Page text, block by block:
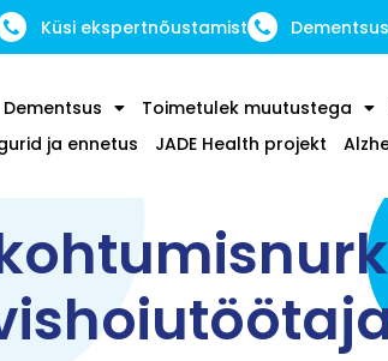
Küsi ekspertnõustamist
Dementsus Toimetulek muutustega
ja ennetus
JADE Health projekt